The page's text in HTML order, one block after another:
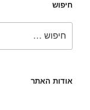
חיפוש
אודות האתר